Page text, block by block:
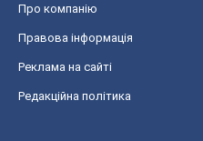
Про компанію
Правова інформація
Реклама на сайті
Редакційна політика